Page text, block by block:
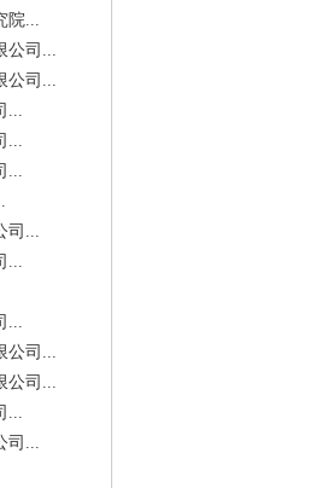
院...
公司...
公司...
...
...
...
司...
...
...
公司...
公司...
...
司...